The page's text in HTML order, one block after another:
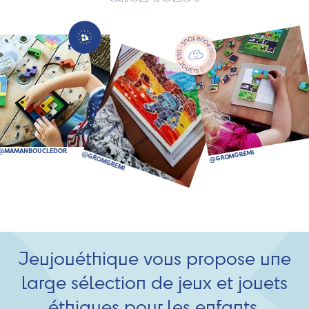
Jeujouéthique vous propose une
large sélection de jeux et jouets